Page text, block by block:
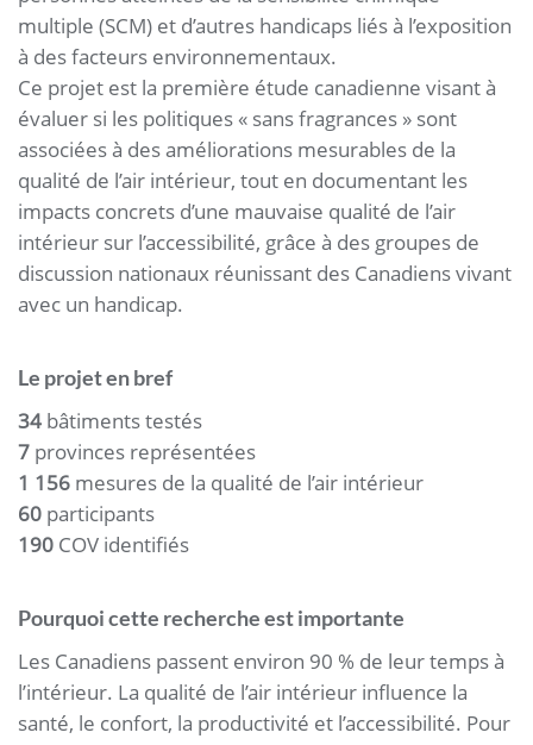
multiple (SCM) et d’autres handicaps liés à l’exposition
à des facteurs environnementaux.
Ce projet est la première étude canadienne visant à
évaluer si les politiques « sans fragrances » sont
associées à des améliorations mesurables de la
qualité de l’air intérieur, tout en documentant les
impacts concrets d’une mauvaise qualité de l’air
intérieur sur l’accessibilité, grâce à des groupes de
discussion nationaux réunissant des Canadiens vivant
avec un handicap.
Le projet en bref
34 bâtiments testés
7 provinces représentées
1 156 mesures de la qualité de l’air intérieur
60 participants
190 COV identifiés
Pourquoi cette recherche est importante
Les Canadiens passent environ 90 % de leur temps à
l’intérieur. La qualité de l’air intérieur influence la
santé, le confort, la productivité et l’accessibilité. Pour